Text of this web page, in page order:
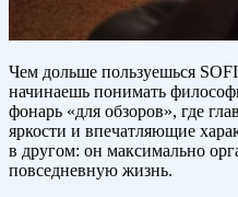
Чем дольше пользуешься
начинаешь понимать
фонарь «для обзоров», где
яркости и впечатляющие
в другом: он максимально
повседневную жизнь.